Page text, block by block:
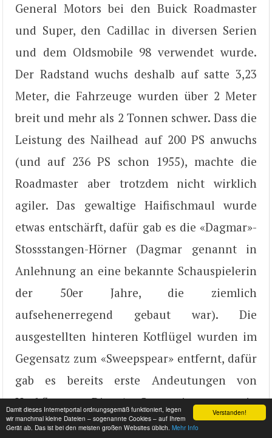
Verstanden!
Damit dieses Internetportal ordnungsgemäß funktioniert, legen
wir manchmal kleine Dateien – sogenannte Cookies – auf Ihrem
Gerät ab. Das ist bei den meisten großen Websites üblich. Mehr Info
General Motors bei den Buick Roadmaster
und Super, den Cadillac in diversen Serien
und dem Oldsmobile 98 verwendet wurde.
Der Radstand wuchs deshalb auf satte 3,23
Meter, die Fahrzeuge wurden über 2 Meter
breit und mehr als 2 Tonnen schwer. Dass die
Leistung des Nailhead auf 200 PS anwuchs
(und auf 236 PS schon 1955), machte die
Roadmaster aber trotzdem nicht wirklich
agiler. Das gewaltige Haifischmaul wurde
etwas entschärft, dafür gab es die «Dagmar»-
Stossstangen-Hörner (Dagmar genannt in
Anlehnung an eine bekannte Schauspielerin
der 50er Jahre, die ziemlich
aufsehenerregend gebaut war). Die
ausgestellten hinteren Kotflügel wurden im
Gegensatz zum «Sweepspear» entfernt, dafür
gab es bereits erste Andeutungen von
Heckflossen. Die 6. Generation war ein
elegantes, geräumiges Fahrzeug, doch auch